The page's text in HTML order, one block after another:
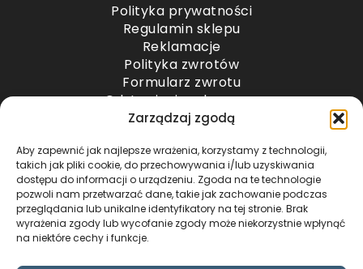
Zarządzaj zgodą
Aby zapewnić jak najlepsze wrażenia, korzystamy z technologii,
takich jak pliki cookie, do przechowywania i/lub uzyskiwania
dostępu do informacji o urządzeniu. Zgoda na te technologie
pozwoli nam przetwarzać dane, takie jak zachowanie podczas
przeglądania lub unikalne identyfikatory na tej stronie. Brak
wyrażenia zgody lub wycofanie zgody może niekorzystnie wpłynąć
na niektóre cechy i funkcje.
Polityka prywatności
Regulamin sklepu
Reklamacje
Polityka zwrotów
Formularz zwrotu
Odstąpienie od umowy
Odstąpienie od umowy – przesyłki paletowe
METODY PŁATNOŚCI